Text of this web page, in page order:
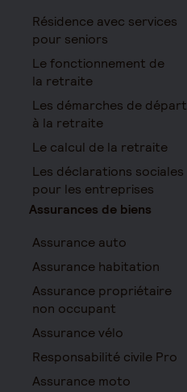
Résidence avec services
pour seniors
Le fonctionnement de
la retraite
Les démarches de départ
à la retraite
Le calcul de la retraite
Les déclarations sociales
pour les entreprises
Assurances de biens
Assurance auto
Assurance habitation
Assurance propriétaire
non occupant
Assurance vélo
Responsabilité civile Pro
Assurance moto